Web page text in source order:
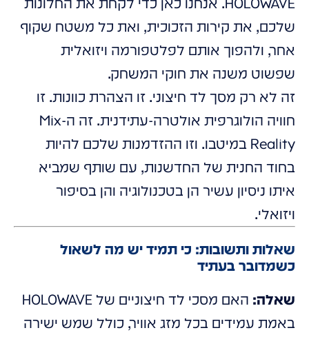
HOLOWAVE. אנחנו כאן כדי לקחת את החלונות
שלכם, את קירות הזכוכית, ואת כל משטח שקוף
אחר, ולהפוך אותם לפלטפורמה ויזואלית
שפשוט משנה את חוקי המשחק.
זה לא רק מסך לד חיצוני. זו הצהרת כוונות. זו
חוויה הולוגרפית אולטרה-עתידנית. זה ה-Mix
Reality במיטבו. וזו ההזדמנות שלכם להיות
בחוד החנית של החדשנות, עם שותף שמביא
איתו ניסיון עשיר הן בטכנולוגיה והן בסיפור
ויזואלי.
שאלות ותשובות: כי תמיד יש מה לשאול
כשמדובר בעתיד
שאלה:
האם מסכי לד חיצוניים של HOLOWAVE
באמת עמידים בכל מזג אוויר, כולל שמש ישירה